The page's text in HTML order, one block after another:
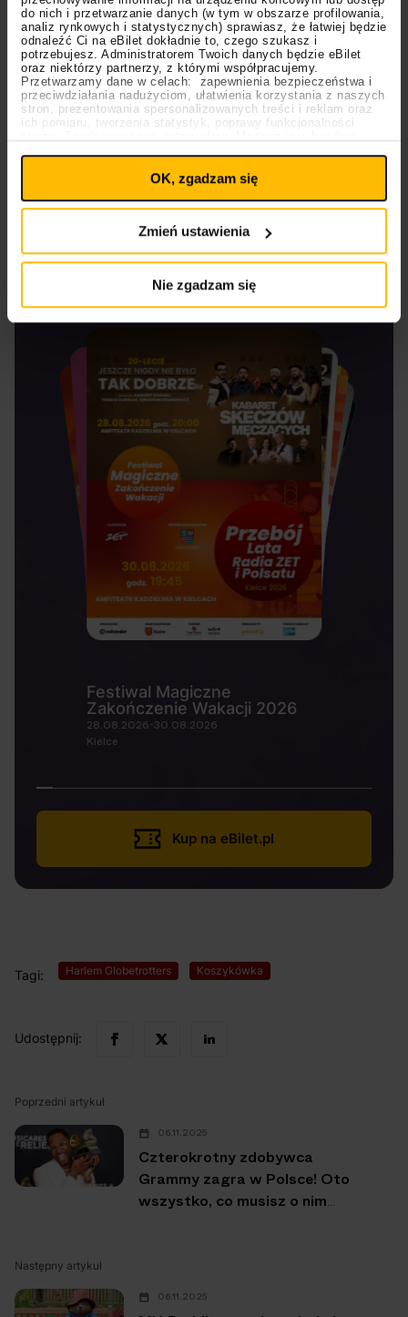
do nich i przetwarzanie danych (w tym w obszarze profilowania,
analiz rynkowych i statystycznych) sprawiasz, że łatwiej będzie
odnaleźć Ci na eBilet dokładnie to, czego szukasz i
potrzebujesz. Administratorem Twoich danych będzie eBilet
oraz niektórzy partnerzy, z którymi współpracujemy.
Przetwarzamy dane w celach: zapewnienia bezpieczeństwa i
przeciwdziałania nadużyciom, ułatwienia korzystania z naszych
stron, prezentowania spersonalizowanych treści i reklam oraz
ich pomiaru, tworzenia statystyk, poprawy funkcjonalności
plików cookies
wpływa na legalność uprzedniego przetwarzania.
Polityka plików cookies
OK, zgadzam się
Zmień ustawienia
Nie zgadzam się
przez koszykarzy kraje, a także liczne wpisy do Księgi
Rekordów Guinnessa. Stańcie się częścią tej
niezwykłej historii!
Sprawdź także
Rafał Juć, Polak w NBA. Ściągnął do zespołu
wielką gwiazdę, dziś ocenia szanse Polaków
Polscy koszykarze rozpoczynają walkę o
Gorące wydarzenia
Festiwal Magiczne
Zakończenie Wakacji 2026
28.08.2026-30.08.2026
Kielce
Kup na eBilet.pl
Tagi: Harlem Globetrotters Koszykówka
Udostępnij:
Poprzedni artykuł
06.11.2025
Czterokrotny zdobywca
Grammy zagra w Polsce! Oto
wszystko, co musisz o nim
Następny artykuł
06.11.2025